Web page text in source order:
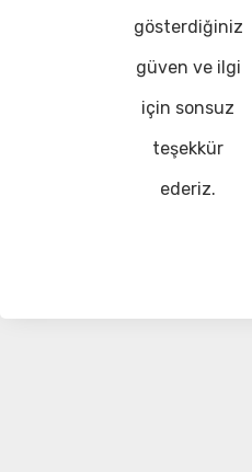
gösterdiğiniz
güven ve ilgi
için sonsuz
teşekkür
ederiz.